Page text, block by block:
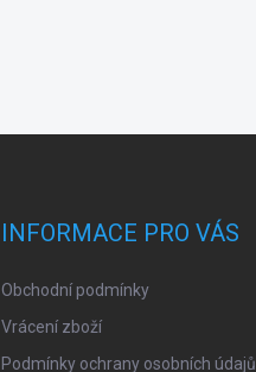
INFORMACE PRO VÁS
Obchodní podmínky
Vrácení zboží
Podmínky ochrany osobních údajů